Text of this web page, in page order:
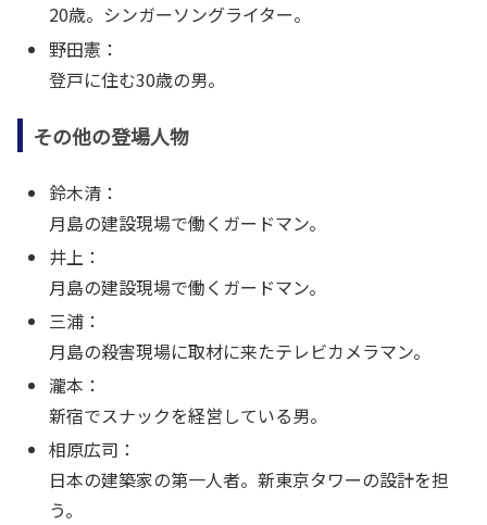
20歳。シンガーソングライター。
野田憲：
登戸に住む30歳の男。
その他の登場人物
鈴木清：
月島の建設現場で働くガードマン。
井上：
月島の建設現場で働くガードマン。
三浦：
月島の殺害現場に取材に来たテレビカメラマン。
瀧本：
新宿でスナックを経営している男。
相原広司：
日本の建築家の第一人者。新東京タワーの設計を担
う。